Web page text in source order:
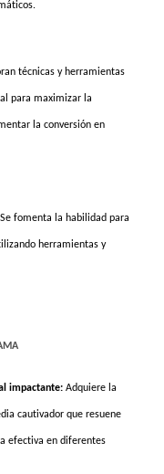
técnicas y herramientas
para maximizar la
la conversión en
Se fomenta la habilidad para
herramientas y
impactante: Adquiere la
cautivador que resuene
efectiva en diferentes